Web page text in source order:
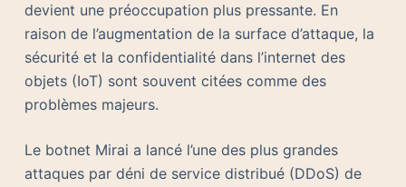
devient une préoccupation plus pressante. En
raison de l’augmentation de la surface d’attaque, la
sécurité et la confidentialité dans l’internet des
objets (IoT) sont souvent citées comme des
problèmes majeurs.
Le botnet Mirai a lancé l’une des plus grandes
attaques par déni de service distribué (DDoS) de